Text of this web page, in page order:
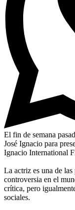
El fin de semana
José Ignacio para
Ignacio International
La actriz es una de
controversia en el
crítica, pero
sociales.